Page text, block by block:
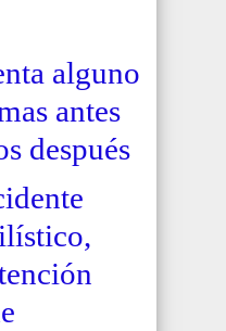
alguno
antes
después